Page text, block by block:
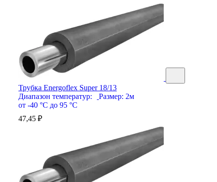
Трубка Energoflex Super 18/13
Диапазон температур:
от -40 °С до 95 °С
Размер: 2м
47,45 ₽